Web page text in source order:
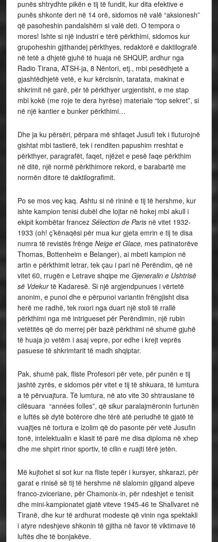
punës shtrydhte pikën e tij të fundit, kur dita efektive e
punës shkonte deri në 14 orë, sidomos në valë “aksionesh”
që pasoheshin pandalshëm si valë deti. O tempora o
mores! Ishte si një industri e tërë përkthimi, sidomos kur
grupoheshin gjithandej përkthyes, redaktorë e daktilografë
në tetë a dhjetë gjuhë të huaja në SHQUP, ardhur nga
Radio Tirana, ATSH-ja, 8 Nëntori, etj., mbi pesëdhjetë a
gjashtëdhjetë vetë, e kur kërcisnin, taratata, makinat e
shkrimit në garë, për të përkthyer urgjentisht, e me stap
mbi kokë (me roje te dera hyrëse) materiale “top sekret”, si
në një kantier e bunker përkthimi…
Dhe ja ku përsëri, përpara më shfaqet Jusufi tek i fluturojnë
gishtat mbi tastierë, tek i renditen papushim rreshtat e
përkthyer, paragrafët, faqet, njëzet e pesë faqe përkthim
në ditë, një normë përkthimore rekord, e barabartë me
normën ditore të daktilografimit.
Po se mos veç kaq. Ashtu si në rininë e tij të hershme, kur
ishte kampion tenisi dubël dhe lojtar në hokej mbi akull i
ekipit kombëtar francez Sélection de Parisnë vitet 1932-
1933 (oh! ç’kënaqësi për mua kur gjeta emrin e tij te disa
numra të revistës frënge Neige et Glace, mes patinatorëve
Thomas, Bottenheim e Belanger), ai mbeti kampion në
artin e përkthimit letrar, tek çau i pari në Perëndim, që në
vitet 60, rrugën e Letrave shqipe me Gjeneralin e Ushtrisë
së Vdekurtë Kadaresë. Si një argjendpunues i vërtetë
anonim, e punoi dhe e përpunoi variantin frëngjisht disa
herë me radhë, tek nxori nga duart një stoli të rrallë
përkthimi nga më intrigueset për Perëndimin, një rubin
vetëtitës që do merrej për bazë përkthimi në shumë gjuhë
të huaja jo vetëm i asaj vepre, por edhe i krejt veprës
pasuese të shkrimtarit të madh shqiptar.
Pak, shumë pak, fliste Profesori për vete, për punën e tij
jashtë zyrës, e sidomos për vitet e tij të shkuara, të lumtura
a të përvuajtura. Të lumtura, në ato vite 30 shtrausiane të
cilësuara “années folles”, që sikur paralajmëronin furtunën
e luftës së dytë botërore dhe tërë atë periudhë të gjatë të
vuajtjes në tortura e izolim që do pasonte për vetë Jusufin
tonë, intelektualin e klasit të parë me disa diploma në xhep
dhe me shpirt rinor sportiv, të cilin e ruajti tërë jetën.
Më kujtohet si sot kur na fliste tepër i kursyer, shkarazi, për
garat e rinisë së tij të hershme në slalomin gjigand alpeve
franco-zviceriane, për Chamonix-in, për ndeshjet e tenisit
dhe mini-kampionatet gjatë viteve 1945-46 te Shallvaret në
Tiranë, dhe kur të ardhurat modeste që vinin nga spektakli
i atyre ndeshjeve shkonin të gjitha në favor të viktimave të
luftës dhe të bonjakëve.